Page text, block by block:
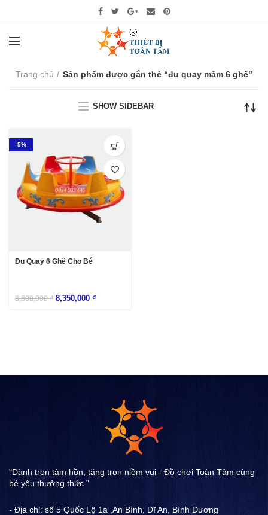
Trang chủ Sản phẩm được gắn thẻ “đu quay mâm 6 ghế”
SHOW SIDEBAR
-5%
Đu Quay 6 Ghế Cho Bé
8,800,000₫ 8,350,000 ₫
"Dành trọn tâm hồn, tặng trọn niềm vui - Đồ chơi Toàn Tâm cùng
bé yêu thưởng thức "
- Địa chỉ: số 5 Quốc Lộ 1a ,An Bình, Dĩ An, Bình Dương